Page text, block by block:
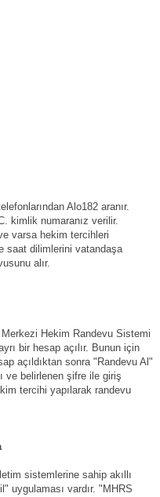
Alo182 aranır.
kimlik numaranız verilir.
varsa hekim tercihleri
saat dilimlerini vatandaşa
alır.
Merkezi Hekim Randevu Sistemi
bir hesap açılır. Bunun için
açıldıktan sonra "Randevu Al"
ve belirlenen şifre ile giriş
tercihi yapılarak randevu
sistemlerine sahip akıllı
uygulaması vardır. "MHRS